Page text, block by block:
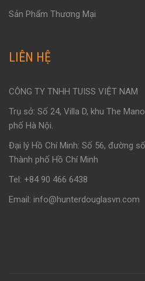
Sản Phẩm Thương Mại
LIÊN HỆ
CÔNG TY TNHH TUISS VIỆT NAM
Trụ sở: Số 24, Villa D, khu The
phố Hà Nội.
Đại lý Hồ Chí Minh: Số 56, đường
Thành phố Hồ Chí Minh
Tel: +84 90 466 6438
Email: info@hunterdouglasvn.com